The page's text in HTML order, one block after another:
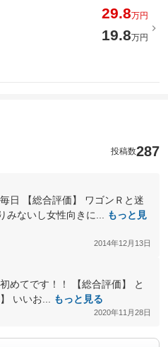
29.8万円
19.8万円
投稿数287
日 【総合評価】 ワゴンＲと迷
みないし女性向きに...
もっと見
2014年12月13日
めてです！！ 【総合評価】 と
いいお...
もっと見る
2020年11月28日